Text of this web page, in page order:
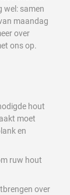
wel: samen
maandag
over
ons op.
hout
moet
en
ruw hout
over